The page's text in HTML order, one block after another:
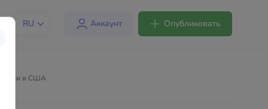
RU Аккаунт Опубликовать
в США